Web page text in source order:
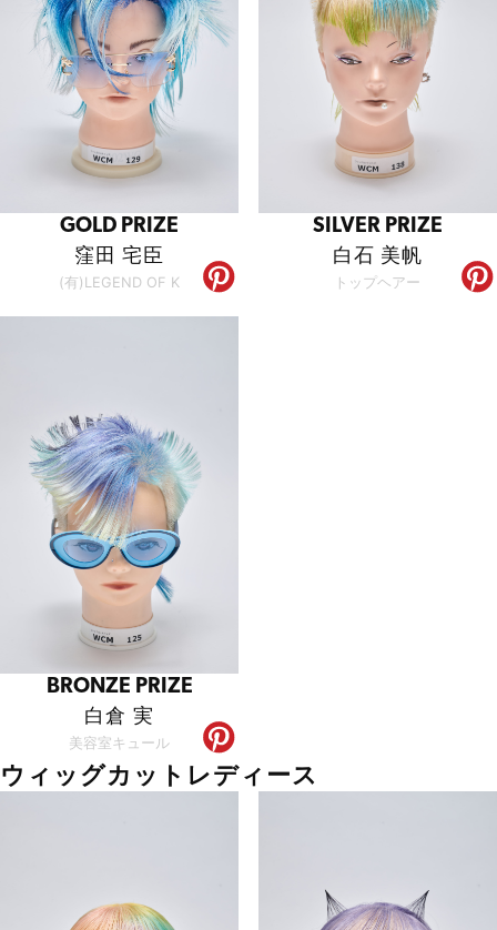
GOLD PRIZE
窪田 宅臣
(有)LEGEND OF K
SILVER PRIZE
白石 美帆
トップヘアー
BRONZE PRIZE
白倉 実
美容室キュール
ウィッグカットレディース